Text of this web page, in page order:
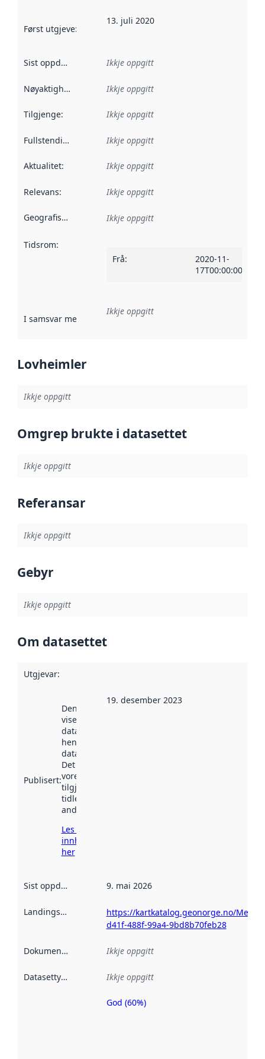
Først utgjeve: Denne datoen seier når dataa i dette
13. juli 2020
Sist oppdatert Ikkje oppgitt
Nøyaktigheit Ikkje oppgitt
Tilgjenge: Ikkje oppgitt
Fullstendigheit Ikkje oppgitt
Aktualitet: Ikkje oppgitt
Relevans: Ikkje oppgitt
Geografisk område Ikkje oppgitt
Tidsrom:
Frå:
2020-11-
17T00:00:00Z
I samsvar med Referanse til ei implementeringsregel eller
Ikkje oppgitt
Lovheimler
Ikkje oppgitt
Omgrep brukte i datasettet
Ikkje oppgitt
Referansar
Ikkje oppgitt
Gebyr
Ikkje oppgitt
Om datasettet
Utgjevar:
Publisert:
Denne datoen
viser når
datasettet vart
henta inn av
data.norge.no.
Det kan ha
vore
tilgjengeleg
tidlegare
andre stader.
Les meir om
innhenting
her
19. desember 2023
Sist oppdatert 9. mai 2026
Landingsside
https://kartkatalog.geonorge.no/
d41f-488f-99a4-9bd8b70feb28
Dokumentasjon Ikkje oppgitt
Datasettype Ikkje oppgitt
Metadatakvalitet
God (60%)